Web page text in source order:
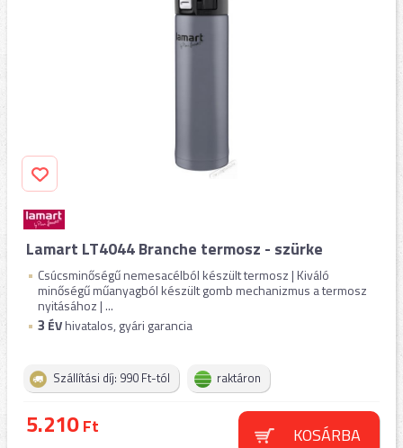
Lamart LT4044 Branche termosz - szürke
Csúcsminőségű nemesacélból készült termosz | Kiváló
minőségű műanyagból készült gomb mechanizmus a termosz
nyitásához | ...
3 ÉVhivatalos, gyári garancia
Szállítási díj: 990 Ft-tól raktáron
5.210Ft KOSÁRBA